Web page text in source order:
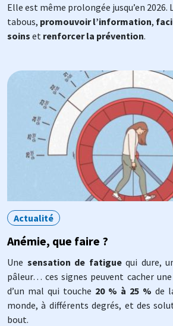
Elle est même prolongée jusqu’en 2026.
tabous, promouvoir l’information,
soins et renforcer la prévention.
Image
Actualité
Anémie, que faire ?
Une sensation de fatigue qui dure,
pâleur… ces signes peuvent cacher une
d’un mal qui touche 20 % à 25 % de
monde, à différents degrés, et des
bout.